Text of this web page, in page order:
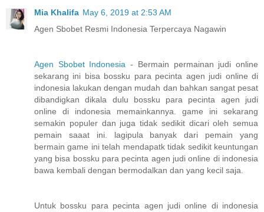
Mia Khalifa May 6, 2019 at 2:53 AM
Agen Sbobet Resmi Indonesia Terpercaya Nagawin
Agen Sbobet Indonesia - Bermain permainan judi online
sekarang ini bisa bossku para pecinta agen judi online di
indonesia lakukan dengan mudah dan bahkan sangat pesat
dibandigkan dikala dulu bossku para pecinta agen judi
online di indonesia memainkannya. game ini sekarang
semakin populer dan juga tidak sedikit dicari oleh semua
pemain saaat ini. lagipula banyak dari pemain yang
bermain game ini telah mendapatk tidak sedikit keuntungan
yang bisa bossku para pecinta agen judi online di indonesia
bawa kembali dengan bermodalkan dan yang kecil saja.
Untuk bossku para pecinta agen judi online di indonesia